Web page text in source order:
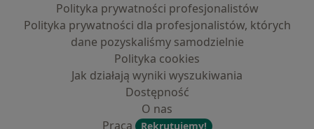
Polityka prywatności profesjonalistów
Polityka prywatności dla profesjonalistów, których
dane pozyskaliśmy samodzielnie
Polityka cookies
Jak działają wyniki wyszukiwania
Dostępność
O nas
Praca
Rekrutujemy!